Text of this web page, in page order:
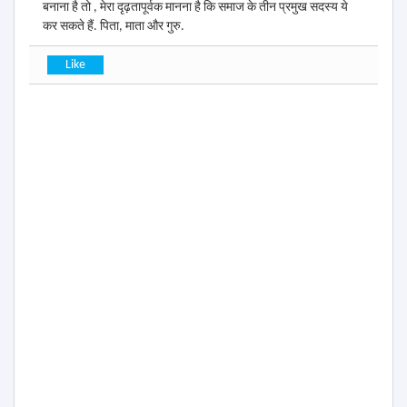
बनाना है तो , मेरा दृढ़तापूर्वक मानना है कि समाज के तीन प्रमुख सदस्य ये
कर सकते हैं. पिता, माता और गुरु.